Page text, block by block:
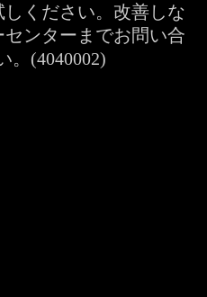
ください。改善しな
ンターまでお問い合
。(4040002)